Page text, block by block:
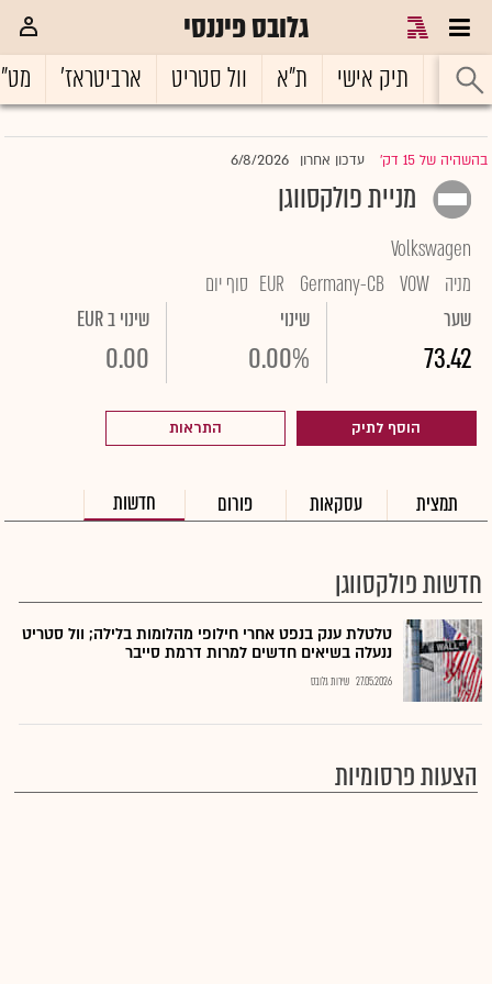
גלובס פיננסי
ראשי תיק אישי ת"א וול סטריט ארביטראז'
בהשהיה של 15 דק' |עדכון אחרון 6/8/2026
מניית פולקסווגן
Volkswagen
מניה VOW
Germany-CB
EUR סוף יום
שער
73.42
שינוי
0.00%
שינוי ב EUR
0.00
הוסף לתיק התראות
תמצית עסקאות פורום חדשות
חדשות פולקסווגן
טלטלת ענק בנפט אחרי חילופי מהלומות בלילה; וול סטריט
ננעלה בשיאים חדשים למרות דרמת סייבר
27.05.2026 שירות גלובס
הצעות פרסומיות